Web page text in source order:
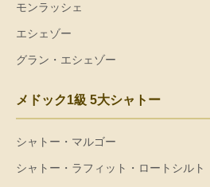
モンラッシェ
エシェゾー
グラン・エシェゾー
メドック1級 5大シャトー
シャトー・マルゴー
シャトー・ラフィット・ロートシルト